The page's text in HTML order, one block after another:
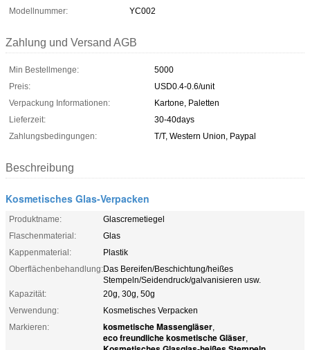
Modellnummer:
YC002
Zahlung und Versand AGB
Min Bestellmenge:
5000
Preis:
USD0.4-0.6/unit
Verpackung Informationen:
Kartone, Paletten
Lieferzeit:
30-40days
Zahlungsbedingungen:
T/T, Western Union, Paypal
Beschreibung
Kosmetisches Glas-Verpacken
Produktname:
Glascremetiegel
Flaschenmaterial:
Glas
Kappenmaterial:
Plastik
Oberflächenbehandlung:Das Bereifen/Beschichtung/heißes
Stempeln/Seidendruck/galvanisieren usw.
Kapazität:
20g, 30g, 50g
Verwendung:
Kosmetisches Verpacken
Markieren:
kosmetische Massengläser,
eco freundliche kosmetische Gläser,